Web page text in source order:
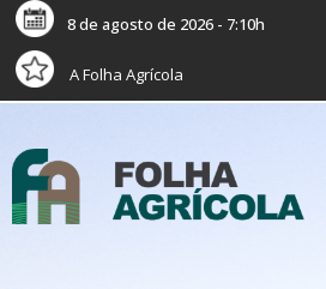
8 de agosto de 2026 - 7:10h
A Folha Agrícola